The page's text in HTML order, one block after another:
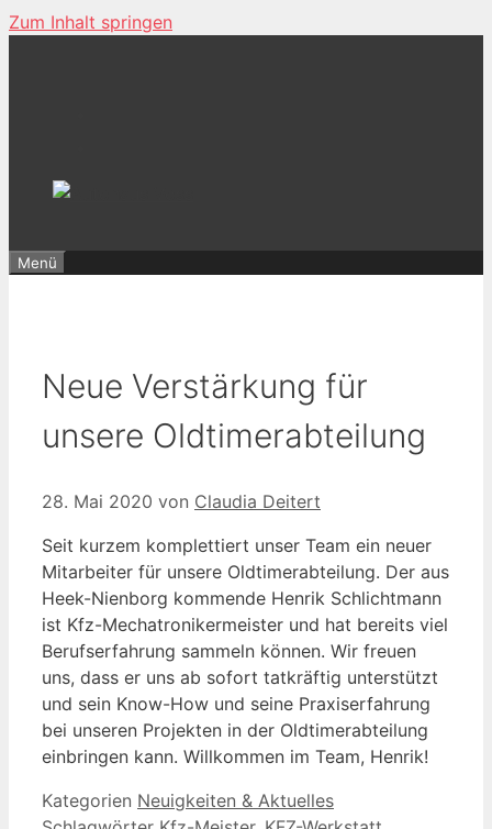
Zum Inhalt springen
Menü
Neue Verstärkung für
unsere Oldtimerabteilung
28. Mai 2020 von Claudia Deitert
Seit kurzem komplettiert unser Team ein neuer
Mitarbeiter für unsere Oldtimerabteilung. Der aus
Heek-Nienborg kommende Henrik Schlichtmann
ist Kfz-Mechatronikermeister und hat bereits viel
Berufserfahrung sammeln können. Wir freuen
uns, dass er uns ab sofort tatkräftig unterstützt
und sein Know-How und seine Praxiserfahrung
bei unseren Projekten in der Oldtimerabteilung
einbringen kann. Willkommen im Team, Henrik!
Kategorien Neuigkeiten & Aktuelles